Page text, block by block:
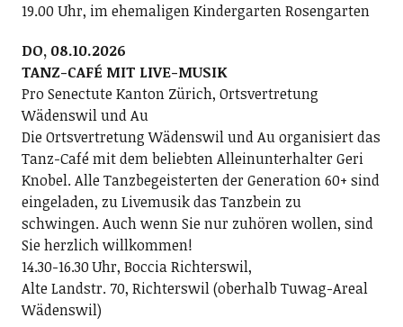
19.00 Uhr, im ehemaligen Kindergarten Rosengarten
DO, 08.10.2026
TANZ-CAFÉ MIT LIVE-MUSIK
Pro Senectute Kanton Zürich, Ortsvertretung
Wädenswil und Au
Die Ortsvertretung Wädenswil und Au organisiert das
Tanz-Café mit dem beliebten Alleinunterhalter Geri
Knobel. Alle Tanzbegeisterten der Generation 60+ sind
eingeladen, zu Livemusik das Tanzbein zu
schwingen. Auch wenn Sie nur zuhören wollen, sind
Sie herzlich willkommen!
14.30-16.30 Uhr, Boccia Richterswil,
Alte Landstr. 70, Richterswil (oberhalb Tuwag-Areal
Wädenswil)